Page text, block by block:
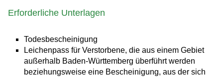
Erforderliche Unterlagen
Todesbescheinigung
Leichenpass für Verstorbene, die aus einem Gebiet
außerhalb Baden-Württemberg überführt werden
beziehungsweise eine Bescheinigung, aus der sich